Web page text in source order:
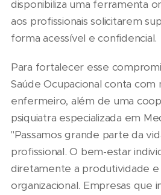
disponibiliza uma ferramenta
aos profissionais solicitarem
forma acessível e confidencial.
Para fortalecer esse
Saúde Ocupacional conta
enfermeiro, além de uma
psiquiatra especializada em
"Passamos grande parte da
profissional. O bem-estar
diretamente a produtividade e
organizacional. Empresas que